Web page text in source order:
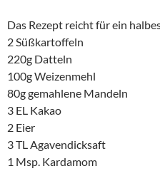
Das Rezept reicht für ein
2 Süßkartoffeln
220g Datteln
100g Weizenmehl
80g gemahlene Mandeln
3 EL Kakao
2 Eier
3 TL Agavendicksaft
1 Msp. Kardamom